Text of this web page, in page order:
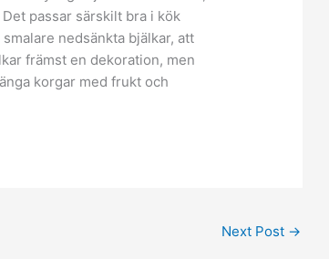
passar särskilt bra i kök
nedsänkta bjälkar, att
främst en dekoration, men
korgar med frukt och
Next Post →